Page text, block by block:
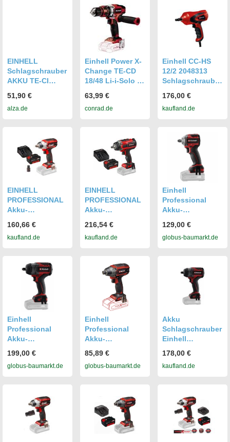
Akkus 0 Li-Ion
ohne
EINHELL
Schlagschrauber
AKKU TE-CI
4510034 (ohne
AKKU)
51,90 €
alza.de
Einhell Power X-
Change TE-CD
18/48 Li-i-Solo 2-
Schlagbohrschra
uber ohne
63,99 €
conrad.de
Einhell CC-HS
12/2 2048313
Schlagschrauber
176,00 €
kaufland.de
EINHELL
PROFESSIONAL
Akku-
IMPAXXO 18/230
Kit (1x 4,0 Ah)
160,66 €
kaufland.de
EINHELL
PROFESSIONAL
Akku-
IMPAXXO 18/450
Kit (1x 4,0 Ah)
216,54 €
kaufland.de
Einhell
Professional
Akku-
TP-CW 18/260-C
Li BL Solo
129,00 €
globus-baumarkt.de
Einhell
Professional
Akku-
TP-CW 18/750-C
Li BL Solo
199,00 €
globus-baumarkt.de
Einhell
Professional
Akku-
TP-CI 18/220 Li
BL Solo
85,89 €
globus-baumarkt.de
Akku
Schlagschrauber
Einhell
CW 18/750-C Li
BL, ohne Akku
178,00 €
kaufland.de